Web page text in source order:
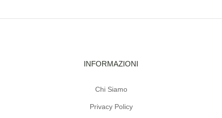
INFORMAZIONI
Chi Siamo
Privacy Policy